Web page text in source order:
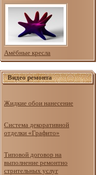
Амёбные кресла
Видео ремонта
Жидкие обои нанесение
Система декоративной
отделки «Графито»
Типовой договор на
выполнение ремонтно
стрительных услуг